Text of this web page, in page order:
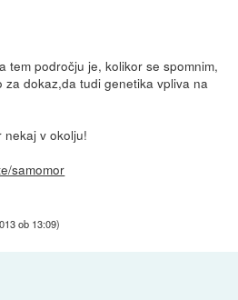
tem področju je, kolikor se spomnim,
dokaz,da tudi genetika vpliva na
nekaj v okolju!
samomor
ob 13:09)